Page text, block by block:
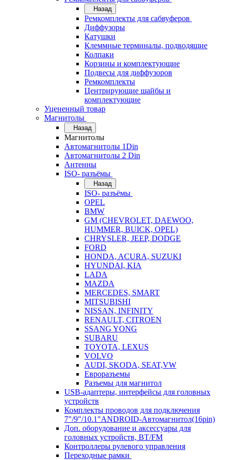
Назад
Ремкомплекты для сабвуферов
Диффузоры
Катушки
Клеммные терминалы, подводящие
Колпаки
Корзины и комплектующие
Подвесы для диффузоров
Ремкомплекты
Центрирующие шайбы и
комплектующие
Уцененный товар
Магнитолы
Назад
Магнитолы
Автомагнитолы 1Din
Автомагнитолы 2 Din
Антенны
ISO- разъёмы
Назад
ISO- разъёмы
OPEL
BMW
GM (CHEVROLET, DAEWOO,
HUMMER, BUICK, OPEL)
CHRYSLER, JEEP, DODGE
FORD
HONDA, ACURA, SUZUKI
HYUNDAI, KIA
LADA
MAZDA
MERCEDES, SMART
MITSUBISHI
NISSAN, INFINITY
RENAULT, CITROEN
SSANG YONG
SUBARU
TOYOTA, LEXUS
VOLVO
AUDI, SKODA, SEAT,VW
Евроразъемы
Разъемы для магнитол
USB-адаптеры, интерфейсы для головных
устройств
Комплекты проводов для подключения
7"/9"/10.1"ANDROID-Автомагнитол(16pin)
Доп. оборудование и аксессуары для
головных устройств, BT/FM
Контроллеры рулевого управления
Переходные рамки